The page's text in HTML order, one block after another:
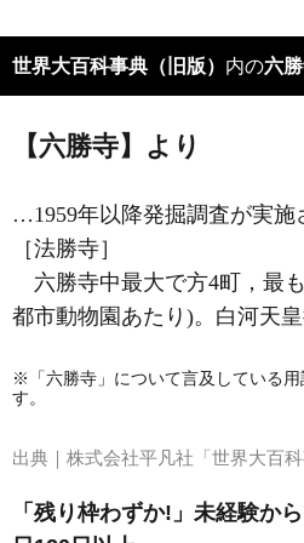
世界大百科事典（旧版） 内の六
【六勝寺】より
…1959年以降発掘調査が実施
［法勝寺］
六勝寺中最大で方4町，最
都市動物園あたり)。白河天
※「六勝寺」について言及している
す。
出典｜ 株式会社平凡社「世界大百科
「残り枠わずか!」未経験か